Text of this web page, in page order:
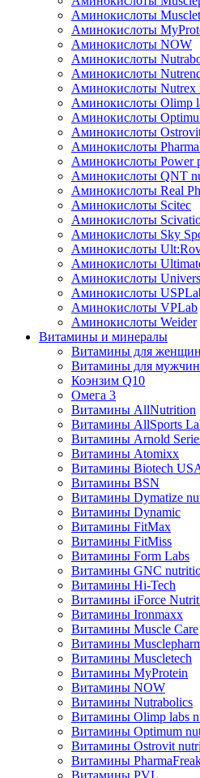
Аминокислоты
Аминокислоты
Аминокислоты NOW
Аминокислоты
Аминокислоты
Аминокислоты Nutrex
Аминокислоты Olimp
Аминокислоты
Аминокислоты
Аминокислоты
Аминокислоты Power
Аминокислоты QNT
Аминокислоты Real
Аминокислоты Scitec
Аминокислоты
Аминокислоты Sky
Аминокислоты
Аминокислоты
Аминокислоты
Аминокислоты
Аминокислоты VPLab
Аминокислоты Weider
Витамины и минералы
Витамины для женщин
Витамины для мужчин
Коэнзим Q10
Омега 3
Витамины AllNutrition
Витамины AllSports
Витамины Arnold
Витамины Atomixx
Витамины Biotech
Витамины BSN
Витамины Dymatize
Витамины Dynamic
Витамины FitMax
Витамины FitMiss
Витамины Form Labs
Витамины GNC
Витамины Hi-Tech
Витамины iForce
Витамины Ironmaxx
Витамины Muscle Care
Витамины
Витамины Muscletech
Витамины MyProtein
Витамины NOW
Витамины Nutrabolics
Витамины Olimp labs
Витамины Optimum
Витамины Ostrovit
Витамины
Витамины PVL